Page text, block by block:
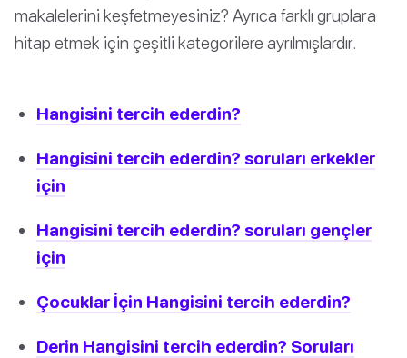
makalelerini keşfetmeyesiniz? Ayrıca farklı gruplara
hitap etmek için çeşitli kategorilere ayrılmışlardır.
Hangisini tercih ederdin?
Hangisini tercih ederdin? soruları erkekler
için
Hangisini tercih ederdin? soruları gençler
için
Çocuklar İçin Hangisini tercih ederdin?
Derin Hangisini tercih ederdin? Soruları